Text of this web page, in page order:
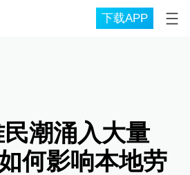
下载APP
潮涌入大量
何影响本地劳